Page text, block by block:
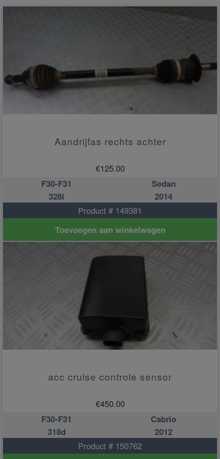
Aandrijfas rechts achter
€125.00
F30-F31
Sedan
328i
2014
Product # 149381
Toevoegen aan winkelwagen
acc cruise controle sensor
€450.00
F30-F31
Cabrio
318d
2012
Product # 150762